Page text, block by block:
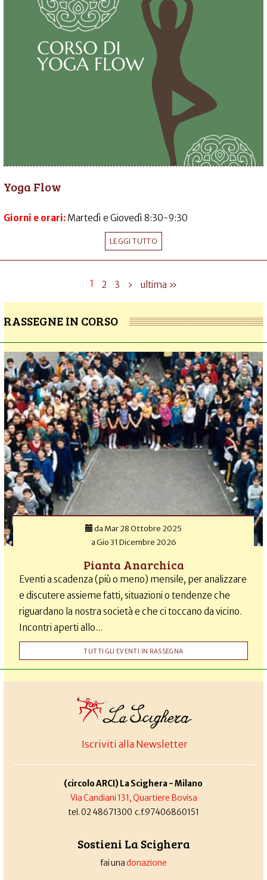
Yoga Flow
Giorni e orari: Martedì e Giovedì 8:30-9:30
LEGGI TUTTO
1 2 3 › ultima »
RASSEGNE IN CORSO
da Mar 28 Ottobre 2025
aGio 31 Dicembre 2026
Pianta Anarchica
Eventi a scadenza (più o meno) mensile, per analizzare
e discutere assieme fatti, situazioni o tendenze che
riguardano la nostra società e che ci toccano da vicino.
Incontri aperti allo...
TUTTI GLI EVENTI IN RASSEGNA
Iscriviti alla Newsletter
(circolo ARCI) La Scighera - Milano
Via Candiani 131, Quartiere Bovisa
tel. 02 48671300 c.f.97406860151
Sostieni La Scighera
fai unadonazione